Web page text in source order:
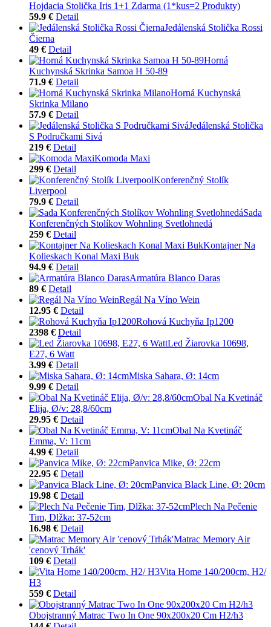
Hojdacia Stolička Iris 1+1 Zdarma (1*kus=2 Produkty)
59.9 € Detail
Jedálenská Stolička Rossi
Čierna
49 € Detail
Horná
Kuchynská Skrinka Samoa H 50-89
71.9 € Detail
Horná Kuchynská
Skrinka Milano
57.9 € Detail
Jedálenská Stolička
S Područkami Sivá
219 € Detail
Komoda Maxi
299 € Detail
Konferenčný Stolík
Liverpool
79.9 € Detail
Sada
Konferenčných Stolíkov Wohnling Svetlohnedá
259 € Detail
Kontajner Na
Kolieskach Konal Maxi Buk
94.9 € Detail
Armatúra Blanco Daras
89 € Detail
Regál Na Víno Wein
12.95 € Detail
Rohová Kuchyňa Ip1200
2398 € Detail
Led Žiarovka 10698,
E27, 6 Watt
3.99 € Detail
Miska Sahara, Ø: 14cm
9.99 € Detail
Obal Na Kvetináč
Elija, Ø/v: 28,8/60cm
29.95 € Detail
Obal Na Kvetináč
Emma, V: 11cm
4.99 € Detail
Panvica Mike, Ø: 22cm
22.95 € Detail
Panvica Black Line, Ø: 20cm
19.98 € Detail
Plech Na Pečenie
Tim, Dlžka: 37-52cm
16.98 € Detail
Matrac Memory Air
'cenový Trhák'
109 € Detail
Vita Home 140/200cm, H2/
H3
559 € Detail
Obojstranný Matrac Two In One 90x200x20 Cm H2/h3